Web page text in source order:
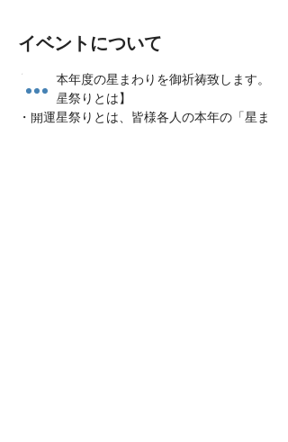
イベントについて
各人、本年度の星まわりを御祈祷致します。
【開運星祭りとは】
・開運星祭りとは、皆様各人の本年の「星ま